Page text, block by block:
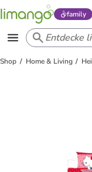
family
Shop Home & Living